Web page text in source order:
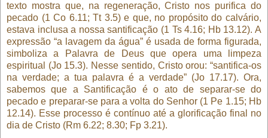
texto mostra que, na regeneração, Cristo nos purifica do
pecado (1 Co 6.11; Tt 3.5) e que, no propósito do calvário,
estava inclusa a nossa santificação (1 Ts 4.16; Hb 13.12). A
expressão “a lavagem da água” é usada de forma figurada,
simboliza a Palavra de Deus que opera uma limpeza
espiritual (Jo 15.3). Nesse sentido, Cristo orou: “santifica-os
na verdade; a tua palavra é a verdade” (Jo 17.17). Ora,
sabemos que a Santificação é o ato de separar-se do
pecado e preparar-se para a volta do Senhor (1 Pe 1.15; Hb
12.14). Esse processo é contínuo até a glorificação final no
dia de Cristo (Rm 6.22; 8.30; Fp 3.21).